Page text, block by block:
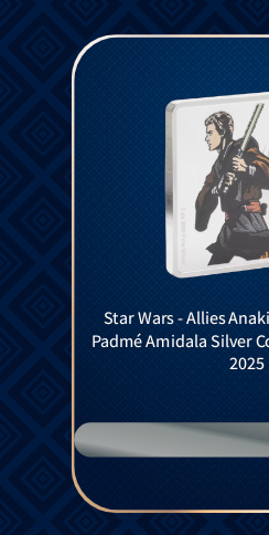
Star Wars - Allies
Padmé Amidala Silver
2025